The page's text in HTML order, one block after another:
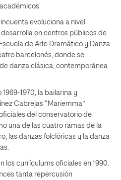
evoluciona a nivel
en centros públicos de
de Arte Dramático y Danza
barcelonés, donde se
danza clásica, contemporánea
1970, la bailarina y
Cabrejas “Mariemma”
del conservatorio de
una de las cuatro ramas de la
las danzas folclóricas y la danza
los currículums oficiales en 1990.
tanta repercusión